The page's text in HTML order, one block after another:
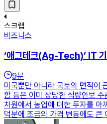
스크랩
비즈니스
‘애그테크(Ag-Tech)’ IT 기
9분
미국뿐만 아니라 국토의 면적이
합 등은 이미 상당한 식량안보
차원에서 농업에 대한 투자를 아
덕분에 조금의 가격 변동에도 큰